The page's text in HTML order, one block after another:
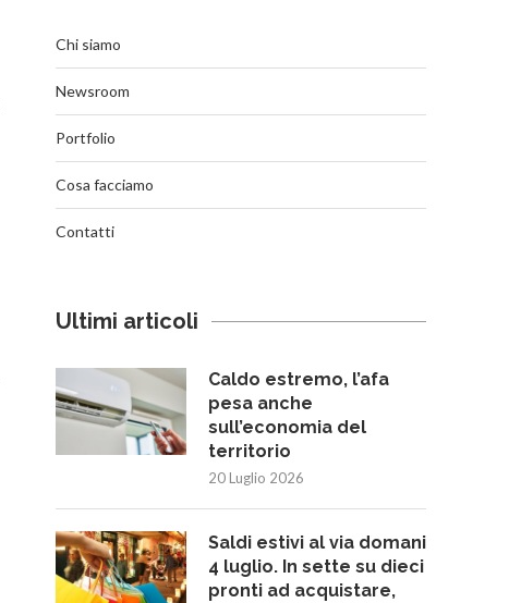
Chi siamo
Newsroom
Portfolio
Cosa facciamo
Contatti
Ultimi articoli
Caldo estremo, l’afa
pesa anche
sull’economia del
territorio
20 Luglio 2026
Saldi estivi al via domani
4 luglio. In sette su dieci
pronti ad acquistare,